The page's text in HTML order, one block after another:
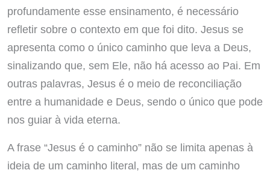
profundamente esse ensinamento, é necessário
refletir sobre o contexto em que foi dito. Jesus se
apresenta como o único caminho que leva a Deus,
sinalizando que, sem Ele, não há acesso ao Pai. Em
outras palavras, Jesus é o meio de reconciliação
entre a humanidade e Deus, sendo o único que pode
nos guiar à vida eterna.
A frase “Jesus é o caminho” não se limita apenas à
ideia de um caminho literal, mas de um caminho